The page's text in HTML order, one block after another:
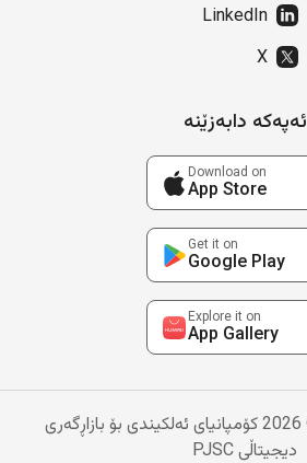
LinkedIn
X
ئەپەکە دابەزێنە
Download on
App Store
Get it on
Google Play
Explore it on
App Gallery
مافی لەبەرگرتنەوە © 2026 کۆمپانیای ئەلکیندی بۆ بازاڕگەری
دیجیتاڵی PJSC